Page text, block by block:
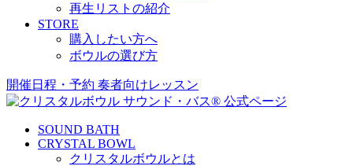
再生リストの紹介
STORE
購入したい方へ
ボウルの選び方
開催日程・予約 奏者向けレッスン
SOUND BATH
CRYSTAL BOWL
クリスタルボウルとは